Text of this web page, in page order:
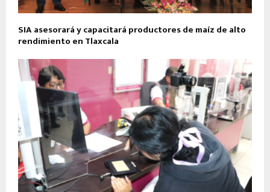
SIA asesorará y capacitará productores de maíz de alto
rendimiento en Tlaxcala